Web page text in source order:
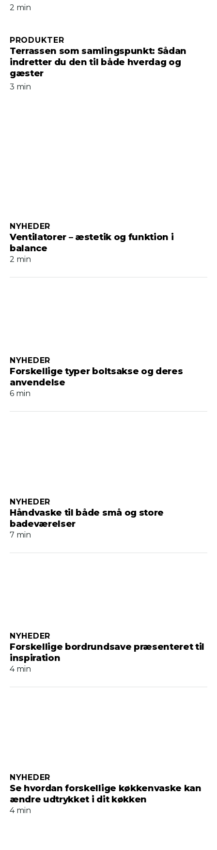
2 min
Terrassen som samlingspunkt: Sådan
indretter du den til både hverdag og
gæster
PRODUKTER
3 min
Ventilatorer – æstetik og funktion i
balance
NYHEDER
2 min
Forskellige typer boltsakse og deres
anvendelse
NYHEDER
6 min
Håndvaske til både små og store
badeværelser
NYHEDER
7 min
Forskellige bordrundsave præsenteret til
inspiration
NYHEDER
4 min
Se hvordan forskellige køkkenvaske kan
ændre udtrykket i dit køkken
NYHEDER
4 min